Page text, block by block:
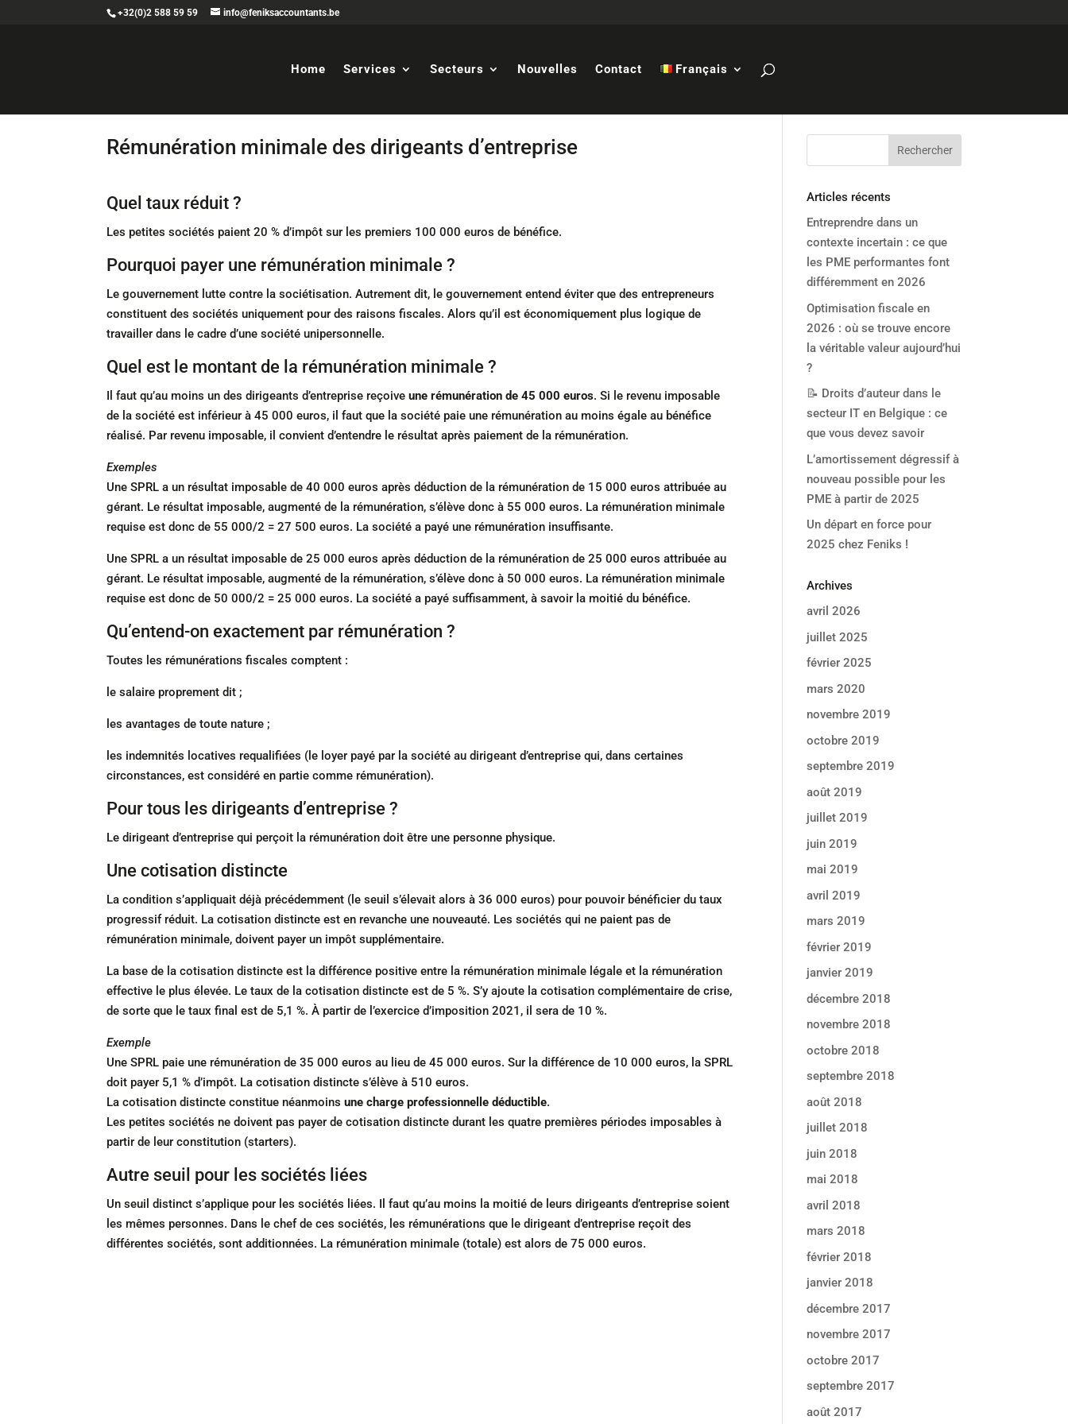
+32(0)2 588 59 59 info@feniksaccountants.be
Home Services Secteurs Nouvelles Contact Français
Rémunération minimale des dirigeants d’entreprise
Quel taux réduit ?
Les petites sociétés paient 20 % d’impôt sur les premiers 100 000 euros de bénéfice.
Pourquoi payer une rémunération minimale ?
Le gouvernement lutte contre la sociétisation. Autrement dit, le gouvernement entend éviter que des entrepreneurs
constituent des sociétés uniquement pour des raisons fiscales. Alors qu’il est économiquement plus logique de
travailler dans le cadre d’une société unipersonnelle.
Quel est le montant de la rémunération minimale ?
Il faut qu’au moins un des dirigeants d’entreprise reçoiveune rémunération de 45 000 euros. Si le revenu imposable
de la société est inférieur à 45 000 euros, il faut que la société paie une rémunération au moins égale au bénéfice
réalisé. Par revenu imposable, il convient d’entendre le résultat après paiement de la rémunération.
Exemples
Une SPRL a un résultat imposable de 40 000 euros après déduction de la rémunération de 15 000 euros attribuée au
gérant. Le résultat imposable, augmenté de la rémunération, s’élève donc à 55 000 euros. La rémunération minimale
requise est donc de 55 000/2 = 27 500 euros. La société a payé une rémunération insuffisante.
Une SPRL a un résultat imposable de 25 000 euros après déduction de la rémunération de 25 000 euros attribuée au
gérant. Le résultat imposable, augmenté de la rémunération, s’élève donc à 50 000 euros. La rémunération minimale
requise est donc de 50 000/2 = 25 000 euros. La société a payé suffisamment, à savoir la moitié du bénéfice.
Qu’entend-on exactement par rémunération ?
Toutes les rémunérations fiscales comptent :
le salaire proprement dit ;
les avantages de toute nature ;
les indemnités locatives requalifiées (le loyer payé par la société au dirigeant d’entreprise qui, dans certaines
circonstances, est considéré en partie comme rémunération).
Pour tous les dirigeants d’entreprise ?
Le dirigeant d’entreprise qui perçoit la rémunération doit être une personne physique.
Une cotisation distincte
La condition s’appliquait déjà précédemment (le seuil s’élevait alors à 36 000 euros) pour pouvoir bénéficier du taux
progressif réduit. La cotisation distincte est en revanche une nouveauté. Les sociétés qui ne paient pas de
rémunération minimale, doivent payer un impôt supplémentaire.
La base de la cotisation distincte est la différence positive entre la rémunération minimale légale et la rémunération
effective le plus élevée. Le taux de la cotisation distincte est de 5 %. S’y ajoute la cotisation complémentaire de crise,
de sorte que le taux final est de 5,1 %. À partir de l’exercice d’imposition 2021, il sera de 10 %.
Exemple
Une SPRL paie une rémunération de 35 000 euros au lieu de 45 000 euros. Sur la différence de 10 000 euros, la SPRL
doit payer 5,1 % d’impôt. La cotisation distincte s’élève à 510 euros.
La cotisation distincte constitue néanmoinsune charge professionnelle déductible.
Les petites sociétés ne doivent pas payer de cotisation distincte durant les quatre premières périodes imposables à
partir de leur constitution (starters).
Autre seuil pour les sociétés liées
Un seuil distinct s’applique pour les sociétés liées. Il faut qu’au moins la moitié de leurs dirigeants d’entreprise soient
les mêmes personnes. Dans le chef de ces sociétés, les rémunérations que le dirigeant d’entreprise reçoit des
différentes sociétés, sont additionnées. La rémunération minimale (totale) est alors de 75 000 euros.
Articles récents
Entreprendre dans un
contexte incertain : ce que
les PME performantes font
différemment en 2026
Optimisation fiscale en
2026 : où se trouve encore
la véritable valeur aujourd’hui
?
📝 Droits d’auteur dans le
secteur IT en Belgique : ce
que vous devez savoir
L’amortissement dégressif à
nouveau possible pour les
PME à partir de 2025
Un départ en force pour
2025 chez Feniks !
Archives
avril 2026
juillet 2025
février 2025
mars 2020
novembre 2019
octobre 2019
septembre 2019
août 2019
juillet 2019
juin 2019
mai 2019
avril 2019
mars 2019
février 2019
janvier 2019
décembre 2018
novembre 2018
octobre 2018
septembre 2018
août 2018
juillet 2018
juin 2018
mai 2018
avril 2018
mars 2018
février 2018
janvier 2018
décembre 2017
novembre 2017
octobre 2017
septembre 2017
août 2017